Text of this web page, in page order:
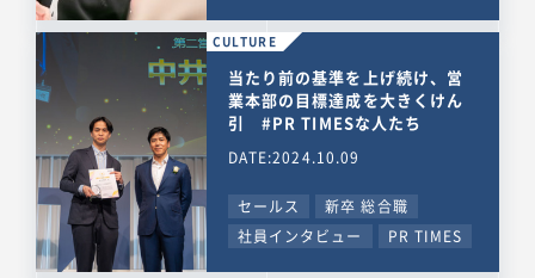
CULTURE
当たり前の基準を上げ続け、営
業本部の目標達成を大きくけん
引 #PR TIMESな人たち
DATE:2024.10.09
セールス
新卒 総合職
社員インタビュー
PR TIMES